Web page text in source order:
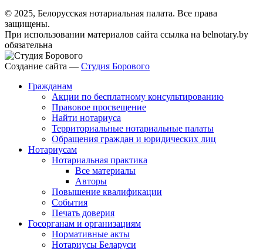
© 2025, Белорусская нотариальная палата. Все права
защищены.
При использовании материалов сайта ссылка на belnotary.by
обязательна
Создание сайта — Студия Борового
Гражданам
Акции по бесплатному консультированию
Правовое просвещение
Найти нотариуса
Территориальные нотариальные палаты
Обращения граждан и юридических лиц
Нотариусам
Нотариальная практика
Все материалы
Авторы
Повышение квалификации
События
Печать доверия
Госорганам и организациям
Нормативные акты
Нотариусы Беларуси